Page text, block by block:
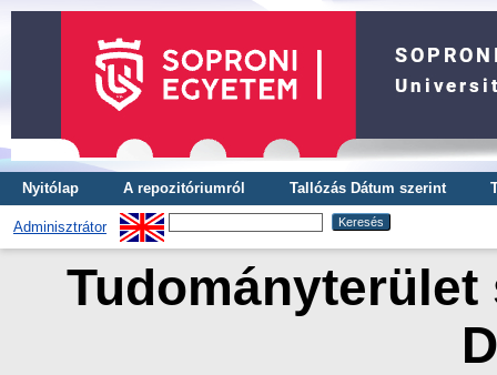
Nyitólap A repozitóriumról Tallózás Dátum szerint
Adminisztrátor